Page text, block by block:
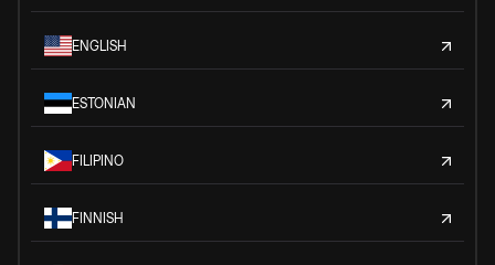
ENGLISH
ESTONIAN
FILIPINO
FINNISH